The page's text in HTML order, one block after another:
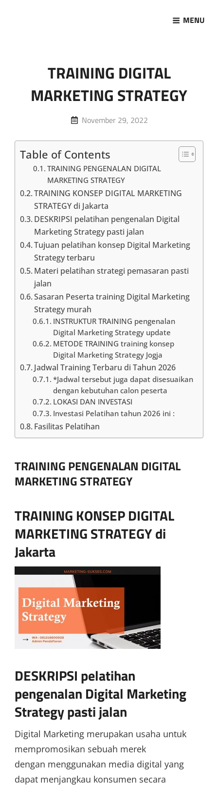
MENU
TRAINING DIGITAL
MARKETING STRATEGY
Posted
November 29, 2022
Table of Contents
TRAINING PENGENALAN DIGITAL
MARKETING STRATEGY
TRAINING KONSEP DIGITAL MARKETING
STRATEGY di Jakarta
DESKRIPSI pelatihan pengenalan Digital
Marketing Strategy pasti jalan
Tujuan pelatihan konsep Digital Marketing
Strategy terbaru
Materi pelatihan strategi pemasaran pasti
jalan
Sasaran Peserta training Digital Marketing
Strategy murah
INSTRUKTUR TRAINING pengenalan
Digital Marketing Strategy update
METODE TRAINING training konsep
Digital Marketing Strategy Jogja
Jadwal Training Terbaru di Tahun 2026
*Jadwal tersebut juga dapat disesuaikan
dengan kebutuhan calon peserta
LOKASI DAN INVESTASI
Investasi Pelatihan tahun 2026 ini :
Fasilitas Pelatihan
TRAINING PENGENALAN DIGITAL
MARKETING STRATEGY
TRAINING KONSEP DIGITAL
MARKETING STRATEGY di
Jakarta
DESKRIPSI pelatihan
pengenalan Digital Marketing
Strategy pasti jalan
Digital Marketing merupakan usaha untuk
mempromosikan sebuah merek
dengan menggunakan media digital yang
dapat menjangkau konsumen secara